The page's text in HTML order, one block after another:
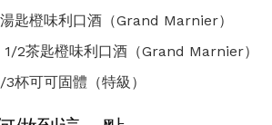
匙橙味利口酒（Grand Marnier）
1/2茶匙橙味利口酒（Grand Marnier）
3杯可可固體（特級）